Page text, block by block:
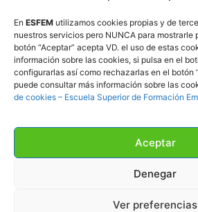
En ESFEM utilizamos cookies propias y de
nuestros servicios pero NUNCA para mostrarle
botón “Aceptar” acepta VD. el uso de estas
información sobre las cookies, si pulsa en el
configurarlas así como rechazarlas en el botón
puede consultar más información sobre las
de cookies – Escuela Superior de Formación
Aceptar
Denegar
Ver preferencias
32003 Ourense
Tel. 639 44 55 73 · 647 500 435
Tel. 945 492 491
Email info@esfem.net
Contacto